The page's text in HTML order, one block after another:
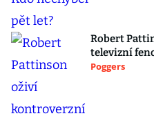
Robert
televizní
Poggers